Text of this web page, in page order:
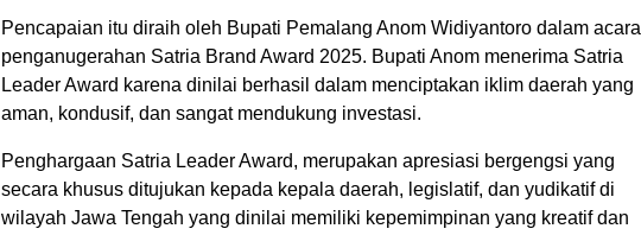
Pencapaian itu diraih oleh Bupati Pemalang Anom Widiyantoro dalam acara
penganugerahan Satria Brand Award 2025. Bupati Anom menerima Satria
Leader Award karena dinilai berhasil dalam menciptakan iklim daerah yang
aman, kondusif, dan sangat mendukung investasi.
Penghargaan Satria Leader Award, merupakan apresiasi bergengsi yang
secara khusus ditujukan kepada kepala daerah, legislatif, dan yudikatif di
wilayah Jawa Tengah yang dinilai memiliki kepemimpinan yang kreatif dan